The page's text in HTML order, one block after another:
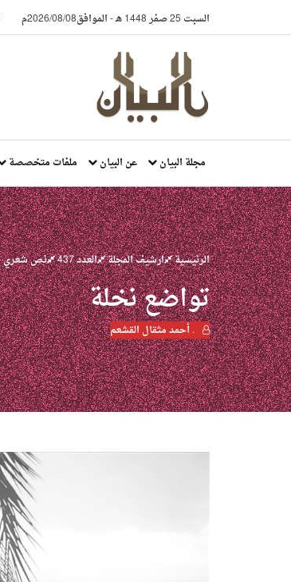
السبت 25 صفر 1448 هـ -الموافق2026/08/08م
مجلة البيان عن البيان ملفات متخصصة
الرئيسية ارشيف المجلة العدد 437 نص شعري
تواضع نخلة
. أحمد مثقال القشعم